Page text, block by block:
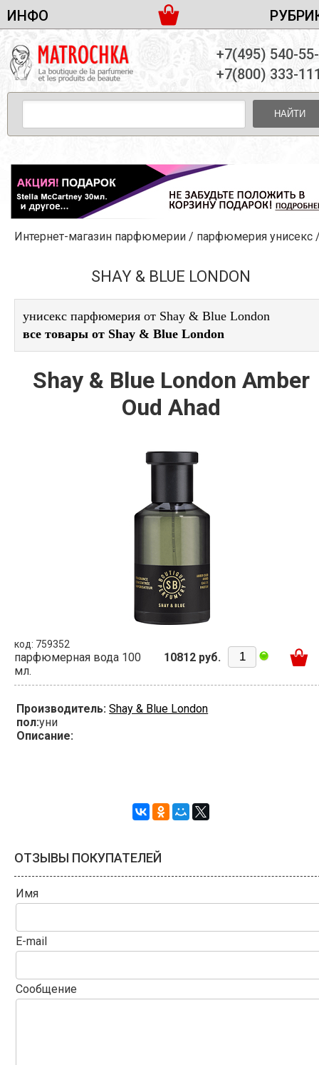
ИНФО
ДОСТАВКА И ОПЛАТА
ПАРТНЕРСТВО
КОНТАКТЫ
ЖЕНСКАЯ ПАРФЮМЕРИЯ
МУЖСКАЯ ПАРФЮМЕРИЯ
УНИСЕКС ПАРФЮМЕРИЯ
ЖЕНСКИЕ НАБОРЫ
МУЖСКИЕ НАБОРЫ
УНИСЕКС НАБОРЫ
УХОД ЗА ЛИЦОМ
УХОД ЗА ТЕЛОМ
ДЕКОРАТИВНАЯ КОСМЕТИКА
+7(495) 540-
+7(800) 333-
НАЙТИ
Интернет-магазин парфюмерии / парфюмерия унисекс
SHAY & BLUE LONDON
унисекс парфюмерия от Shay & Blue London
все товары от Shay & Blue London
Shay & Blue London Amber
Oud Ahad
код: 759352
парфюмерная вода 100
мл.
10812 руб.
Производитель: Shay & Blue London
пол:уни
Описание:
ОТЗЫВЫ ПОКУПАТЕЛЕЙ
Имя
E-mail
Сообщение